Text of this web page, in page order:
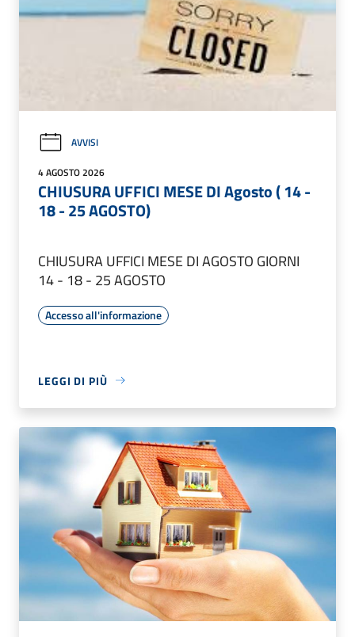
AVVISI
4 AGOSTO 2026
CHIUSURA UFFICI MESE DI Agosto ( 14 -
18 - 25 AGOSTO)
CHIUSURA UFFICI MESE DI AGOSTO GIORNI
14 - 18 - 25 AGOSTO
Accesso all'informazione
LEGGI DI PIÙ